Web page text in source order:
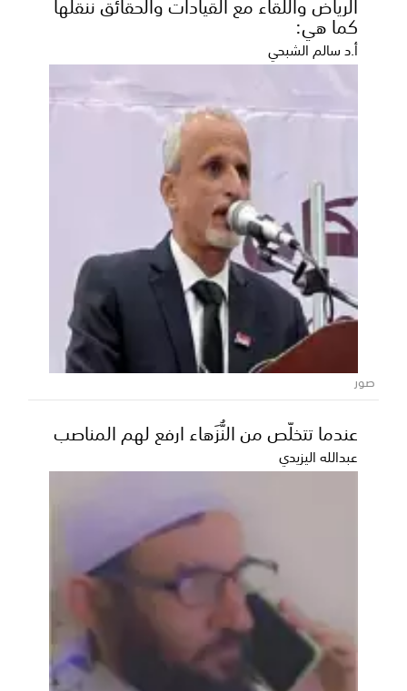
بيان لنشطاء جنوبيين: الشراكة مع المملكة
خيار استراتيجي والمشروع الحوثي تهديد
وجودي للمنطقة
أصدر مجموعة من النشطاء الجنوبيين، اليوم الثلاثاء، بياناً
سياسياً هاماً أكدوا فيه على مركزية الشراكة...
كما هي:
أ.د سالم الشبحي
صور
عندما تتخلّص من النُّزَهاء ارفع لهم المناصب
عبدالله اليزيدي